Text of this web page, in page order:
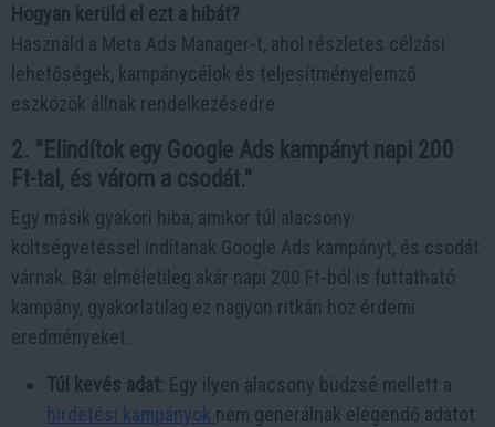
Hogyan kerüld el ezt a hibát?
Használd a Meta Ads Manager-t, ahol részletes célzási
lehetőségek, kampánycélok és teljesítményelemző
eszközök állnak rendelkezésedre.
2. "Elindítok egy Google Ads kampányt napi 200
Ft-tal, és várom a csodát."
Egy másik gyakori hiba, amikor túl alacsony
költségvetéssel indítanak Google Ads kampányt, és csodát
várnak. Bár elméletileg akár napi 200 Ft-ból is futtatható
kampány, gyakorlatilag ez nagyon ritkán hoz érdemi
eredményeket.
Túl kevés adat : Egy ilyen alacsony büdzsé mellett a
hirdetési kampányok nem generálnak elegendő adatot